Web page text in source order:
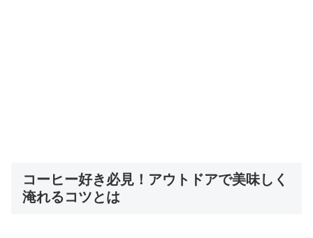
コーヒー好き必見！アウトドアで美味しく
淹れるコツとは